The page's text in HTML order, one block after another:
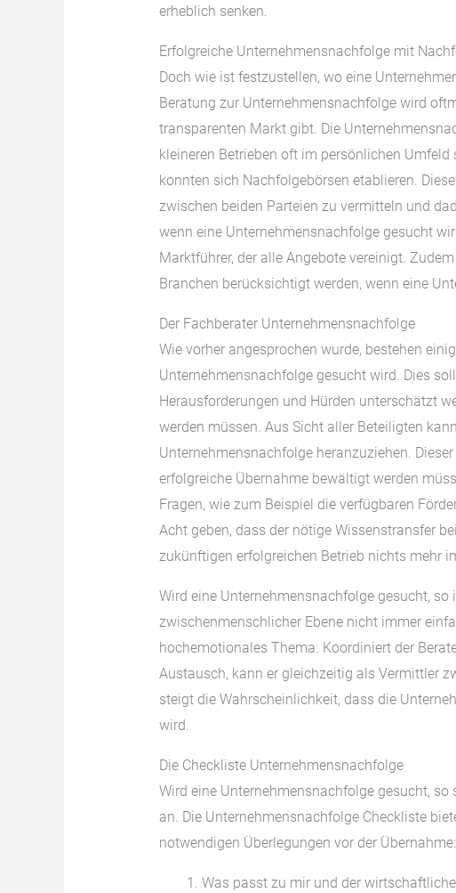
erheblich senken.
Erfolgreiche Unternehmensnachfolge mit
Doch wie ist festzustellen, wo eine
Beratung zur Unternehmensnachfolge wird
transparenten Markt gibt. Die
kleineren Betrieben oft im persönlichen
konnten sich Nachfolgebörsen etablieren.
zwischen beiden Parteien zu vermitteln und
wenn eine Unternehmensnachfolge gesucht
Marktführer, der alle Angebote vereinigt.
Branchen berücksichtigt werden, wenn eine
Der Fachberater Unternehmensnachfolge
Wie vorher angesprochen wurde, bestehen
Unternehmensnachfolge gesucht wird. Dies
Herausforderungen und Hürden unterschätzt
werden müssen. Aus Sicht aller Beteiligten
Unternehmensnachfolge heranzuziehen.
erfolgreiche Übernahme bewältigt werden
Fragen, wie zum Beispiel die verfügbaren
Acht geben, dass der nötige Wissenstransfer
zukünftigen erfolgreichen Betrieb nichts mehr
Wird eine Unternehmensnachfolge gesucht,
zwischenmenschlicher Ebene nicht immer
hochemotionales Thema. Koordiniert der
Austausch, kann er gleichzeitig als Vermittler
steigt die Wahrscheinlichkeit, dass die
wird.
Die Checkliste Unternehmensnachfolge
Wird eine Unternehmensnachfolge gesucht,
an. Die Unternehmensnachfolge Checkliste
notwendigen Überlegungen vor der Übernahme:
Was passt zu mir und der